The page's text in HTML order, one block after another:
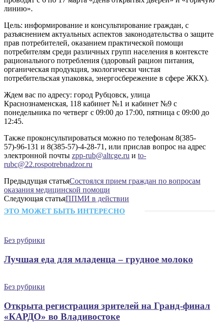
линию».
Цель: информирование и консультирование граждан, с
разъяснением актуальных аспектов законодательства о защите
прав потребителей, оказанием практической помощи
потребителям среди различных групп населения в контексте
рационального потребления (здоровый рацион питания,
органическая продукция, экологически чистая
потребительская упаковка, энергосбережение в сфере ЖКХ).
Ждем вас по адресу: город Рубцовск, улица
Краснознаменская, 118 кабинет №1 и кабинет №9 с
понедельника по четверг с 09:00 до 17:00, пятница с 09:00 до
12:45.
Также проконсультироваться можно по телефонам 8(385-
57)-96-131 и 8(385-57)-4-28-71, или прислав вопрос на адрес
электронной почты zpp-rub@altcge.ru и to-
rubc@22.rospotrebnadzor.ru
Предыдущая статьяСостоялся прием граждан по вопросам
оказания медицинской помощи
Следующая статьяППМИ в действии
ЭТО МОЖЕТ БЫТЬ ИНТЕРЕСНО
Без рубрики
Лучшая еда для младенца – грудное молоко
Без рубрики
Открыта регистрация зрителей на Гранд-финал
«КАРДО» во Владивостоке